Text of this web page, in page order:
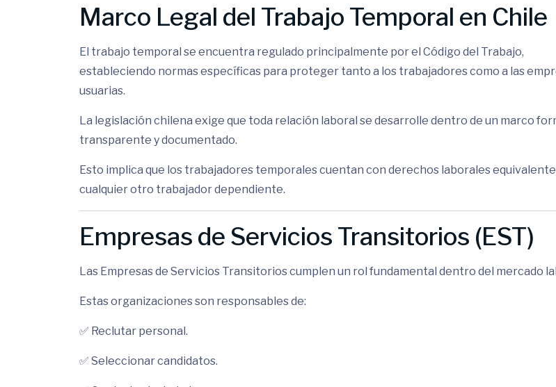
Marco Legal del Trabajo Temporal en Chile
El trabajo temporal se encuentra regulado principalmente por el Código del Trabajo,
estableciendo normas específicas para proteger tanto a los trabajadores como a las
usuarias.
La legislación chilena exige que toda relación laboral se desarrolle dentro de un marco
transparente y documentado.
Esto implica que los trabajadores temporales cuentan con derechos laborales
cualquier otro trabajador dependiente.
Empresas de Servicios Transitorios (EST)
Las Empresas de Servicios Transitorios cumplen un rol fundamental dentro del mercado
Estas organizaciones son responsables de:
✅ Reclutar personal.
✅ Seleccionar candidatos.